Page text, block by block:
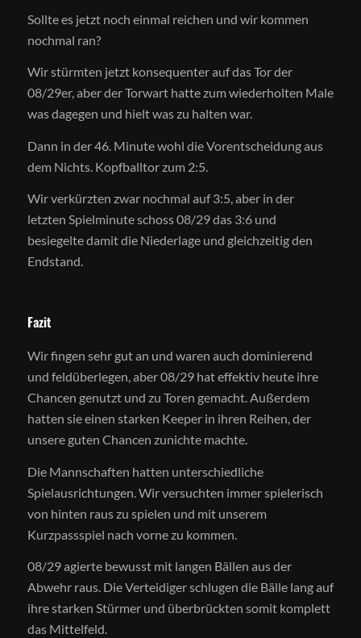
Sollte es jetzt noch einmal reichen und wir kommen
nochmal ran?
Wir stürmten jetzt konsequenter auf das Tor der
08/29er, aber der Torwart hatte zum wiederholten Male
was dagegen und hielt was zu halten war.
Dann in der 46. Minute wohl die Vorentscheidung aus
dem Nichts. Kopfballtor zum 2:5.
Wir verkürzten zwar nochmal auf 3:5, aber in der
letzten Spielminute schoss 08/29 das 3:6 und
besiegelte damit die Niederlage und gleichzeitig den
Endstand.
Fazit
Wir fingen sehr gut an und waren auch dominierend
und feldüberlegen, aber 08/29 hat effektiv heute ihre
Chancen genutzt und zu Toren gemacht. Außerdem
hatten sie einen starken Keeper in ihren Reihen, der
unsere guten Chancen zunichte machte.
Die Mannschaften hatten unterschiedliche
Spielausrichtungen. Wir versuchten immer spielerisch
von hinten raus zu spielen und mit unserem
Kurzpassspiel nach vorne zu kommen.
08/29 agierte bewusst mit langen Bällen aus der
Abwehr raus. Die Verteidiger schlugen die Bälle lang auf
ihre starken Stürmer und überbrückten somit komplett
das Mittelfeld.